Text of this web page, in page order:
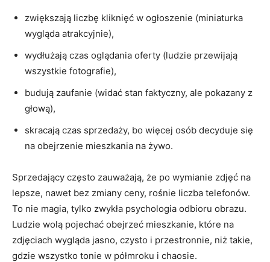
zwiększają liczbę kliknięć w ogłoszenie (miniaturka
wygląda atrakcyjnie),
wydłużają czas oglądania oferty (ludzie przewijają
wszystkie fotografie),
budują zaufanie (widać stan faktyczny, ale pokazany z
głową),
skraca­ją czas sprzedaży, bo więcej osób decyduje się
na obejrzenie mieszkania na żywo.
Sprzedający często zauważają, że po wymianie zdjęć na
lepsze, nawet bez zmiany ceny, rośnie liczba telefonów.
To nie magia, tylko zwykła psychologia odbioru obrazu.
Ludzie wolą pojechać obejrzeć mieszkanie, które na
zdjęciach wygląda jasno, czysto i przestronnie, niż takie,
gdzie wszystko tonie w półmroku i chaosie.